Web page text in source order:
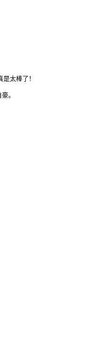
太棒了！
。